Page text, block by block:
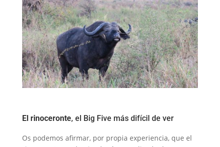
El rinoceronte, el Big Five más difícil de ver
Os podemos afirmar, por propia experiencia, que el